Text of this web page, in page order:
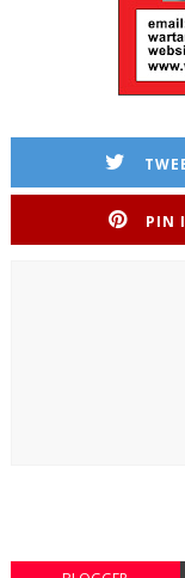
PIN